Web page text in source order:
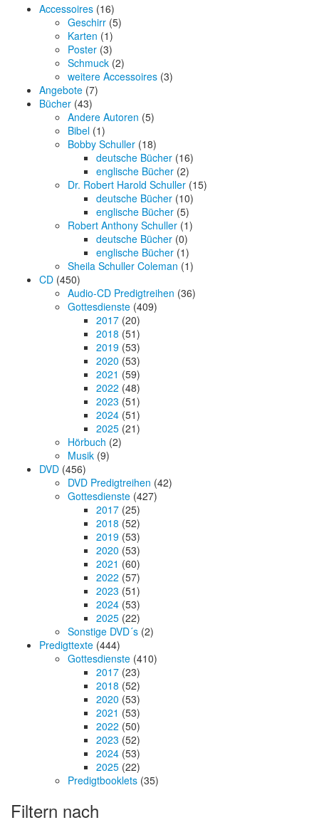
Accessoires (16)
Geschirr (5)
Karten (1)
Poster (3)
Schmuck (2)
weitere Accessoires (3)
Angebote (7)
Bücher (43)
Andere Autoren (5)
Bibel (1)
Bobby Schuller (18)
deutsche Bücher (16)
englische Bücher (2)
Dr. Robert Harold Schuller (15)
deutsche Bücher (10)
englische Bücher (5)
Robert Anthony Schuller (1)
deutsche Bücher (0)
englische Bücher (1)
Sheila Schuller Coleman (1)
CD (450)
Audio-CD Predigtreihen (36)
Gottesdienste (409)
2017 (20)
2018 (51)
2019 (53)
2020 (53)
2021 (59)
2022 (48)
2023 (51)
2024 (51)
2025 (21)
Hörbuch (2)
Musik (9)
DVD (456)
DVD Predigtreihen (42)
Gottesdienste (427)
2017 (25)
2018 (52)
2019 (53)
2020 (53)
2021 (60)
2022 (57)
2023 (51)
2024 (53)
2025 (22)
Sonstige DVD´s (2)
Predigttexte (444)
Gottesdienste (410)
2017 (23)
2018 (52)
2020 (53)
2021 (53)
2022 (50)
2023 (52)
2024 (53)
2025 (22)
Predigtbooklets (35)
Filtern nach